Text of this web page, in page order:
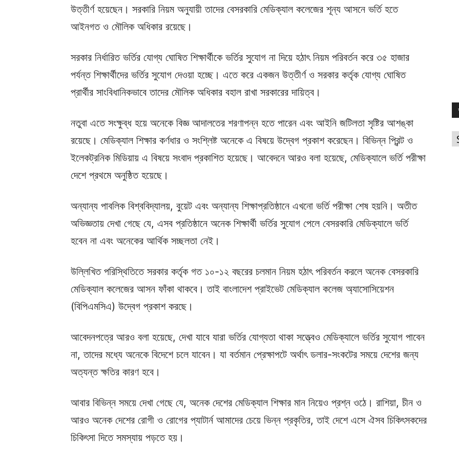
উত্তীর্ণ হয়েছেন। সরকারি নিয়ম অনুযায়ী তাদের বেসরকারি মেডিক্যাল কলেজের শূন্য আসনে ভর্তি হতে
আইনগত ও মৌলিক অধিকার রয়েছে।
সরকার নির্ধারিত ভর্তির যোগ্য ঘোষিত শিক্ষার্থীকে ভর্তির সুযোগ না দিয়ে হঠাৎ নিয়ম পরিবর্তন করে ৩৫ হাজার
পর্যন্ত শিক্ষার্থীদের ভর্তির সুযোগ দেওয়া হচ্ছে। এতে করে একজন উত্তীর্ণ ও সরকার কর্তৃক যোগ্য ঘোষিত
প্রার্থীর সাংবিধানিকভাবে তাদের মৌলিক অধিকার বহাল রাখা সরকারের দায়িত্ব।
নতুবা এতে সংক্ষুব্ধ হয়ে অনেকে বিজ্ঞ আদালতের শরণাপন্ন হতে পারেন এবং আইনি জটিলতা সৃষ্টির আশঙ্কা
রয়েছে। মেডিক্যাল শিক্ষার কর্ণধার ও সংশ্লিষ্ট অনেকে এ বিষয়ে উদ্বেগ প্রকাশ করেছেন। বিভিন্ন প্রিন্ট ও
ইলেকট্রনিক মিডিয়ায় এ বিষয়ে সংবাদ প্রকাশিত হয়েছে। আবেদনে আরও বলা হয়েছে, মেডিক্যালে ভর্তি পরীক্ষা
দেশে প্রথমে অনুষ্ঠিত হয়েছে।
অন্যান্য পাবলিক বিশ্ববিদ্যালয়, বুয়েট এবং অন্যান্য শিক্ষাপ্রতিষ্ঠানে এখনো ভর্তি পরীক্ষা শেষ হয়নি। অতীত
অভিজ্ঞতায় দেখা গেছে যে, এসব প্রতিষ্ঠানে অনেক শিক্ষার্থী ভর্তির সুযোগ পেলে বেসরকারি মেডিক্যালে ভর্তি
হবেন না এবং অনেকের আর্থিক সচ্ছলতা নেই।
উল্লিখিত পরিস্থিতিতে সরকার কর্তৃক গত ১০-১২ বছরের চলমান নিয়ম হঠাৎ পরিবর্তন করলে অনেক বেসরকারি
মেডিক্যাল কলেজের আসন ফাঁকা থাকবে। তাই বাংলাদেশ প্রাইভেট মেডিক্যাল কলেজ অ্যাসোসিয়েশন
(বিপিএমসিএ) উদ্বেগ প্রকাশ করছে।
আবেদনপত্রে আরও বলা হয়েছে, দেখা যাবে যারা ভর্তির যোগ্যতা থাকা সত্ত্বেও মেডিক্যালে ভর্তির সুযোগ পাবেন
না, তাদের মধ্যে অনেকে বিদেশে চলে যাবেন। যা বর্তমান প্রেক্ষাপটে অর্থাৎ ডলার-সংকটের সময়ে দেশের জন্য
অত্যন্ত ক্ষতির কারণ হবে।
আবার বিভিন্ন সময়ে দেখা গেছে যে, অনেক দেশের মেডিক্যাল শিক্ষার মান নিয়েও প্রশ্ন ওঠে। রাশিয়া, চীন ও
আরও অনেক দেশের রোগী ও রোগের প্যাটার্ন আমাদের চেয়ে ভিন্ন প্রকৃতির, তাই দেশে এসে ঐসব চিকিৎসকদের
চিকিৎসা দিতে সমস্যায় পড়তে হয়।